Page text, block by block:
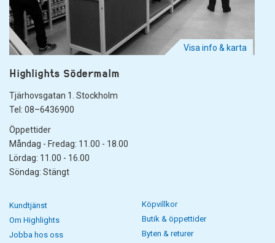
Visa info & karta
Highlights Södermalm
Tjärhovsgatan 1. Stockholm
Tel: 08–6436900
Öppettider
Måndag - Fredag: 11.00 - 18.00
Lördag: 11.00 - 16.00
Söndag: Stängt
Kundtjänst
Om Highlights
Jobba hos oss
Köpvillkor
Butik & öppettider
Byten & returer